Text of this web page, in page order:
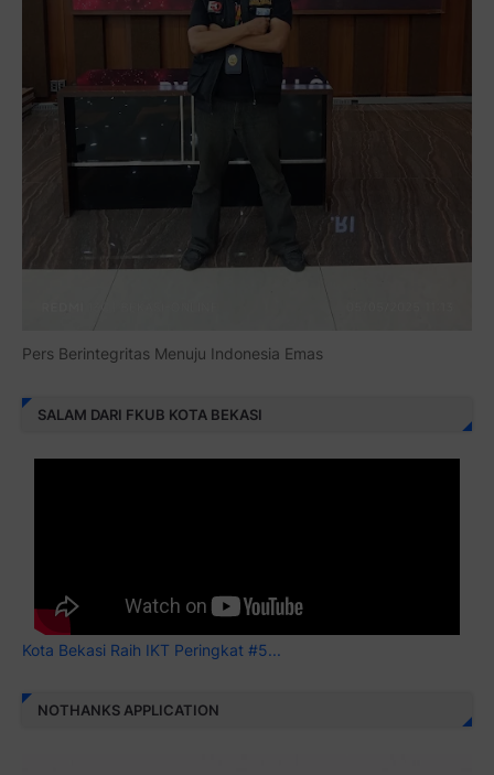
Pers Berintegritas Menuju Indonesia Emas
SALAM DARI FKUB KOTA BEKASI
Kota Bekasi Raih IKT Peringkat #5...
NOTHANKS APPLICATION